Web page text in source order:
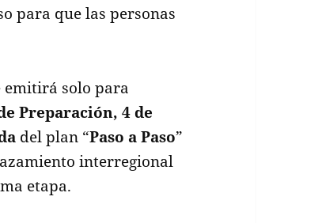
para que las personas
emitirá solo para
Preparación, 4 de
del plan “Paso a Paso”
interregional
etapa.